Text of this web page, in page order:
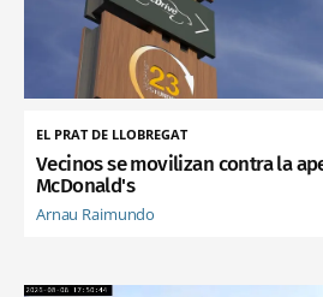
EL PRAT DE LLOBREGAT
Vecinos se movilizan contra la
McDonald's
Arnau Raimundo